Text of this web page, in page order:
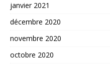
janvier 2021
décembre 2020
novembre 2020
octobre 2020